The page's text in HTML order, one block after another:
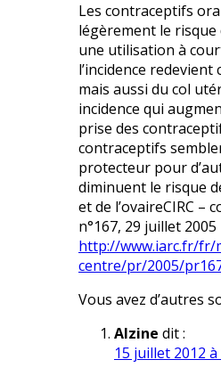
Les contraceptifs
légèrement le
une utilisation à
l’incidence
mais aussi du col
incidence qui
prise des
contraceptifs
protecteur pour
diminuent le risque
et de l’ovaireCIRC –
n°167, 29 juillet 2005
http://www.iarc.fr/fr/
centre/pr/2005/
Vous avez d’autres
Alzine dit :
15 juillet 2012 à